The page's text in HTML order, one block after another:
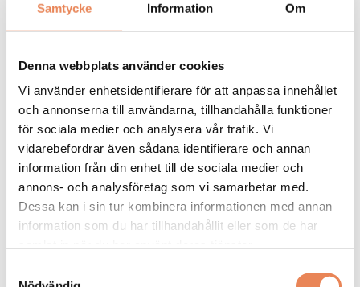
Samtycke Information Om
Denna webbplats använder cookies
Vi använder enhetsidentifierare för att anpassa innehållet
och annonserna till användarna, tillhandahålla funktioner
för sociala medier och analysera vår trafik. Vi
vidarebefordrar även sådana identifierare och annan
information från din enhet till de sociala medier och
annons- och analysföretag som vi samarbetar med.
Dessa kan i sin tur kombinera informationen med annan
information som du har tillhandahållit eller som de har
KARRIÄR. Efter sju år på Clarion Hotel
Tallén att ta sig an ett nytt uppdrag.
Sedan 1 juni är hon vd för Radisson Blu
Hotel i Uppsala.
Grattis till nya jobbet!
– Tack snälla.
Berätta lite om din bakgrund.
– Jag har jobbat inom Winn i 20 år och haft
förmånen att driva flera hotell genom åren. Innan